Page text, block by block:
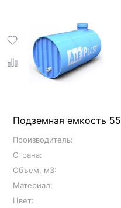
Подземная емкость
Производитель:
Страна:
Объем, м3:
Материал:
Цвет: